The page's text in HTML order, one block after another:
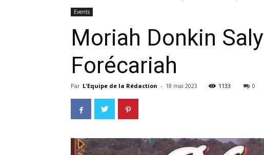
Events
Moriah Donkin
Forécariah
Par L'Equipe de la Rédaction - 18 mai 2023 1133 0